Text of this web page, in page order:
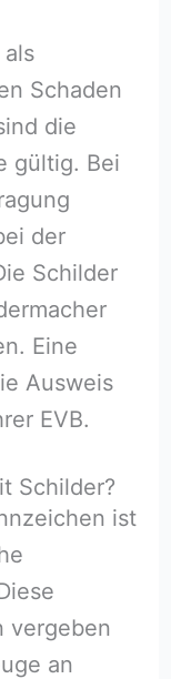
Schaden
die
gültig. Bei
der
Schilder
Eine
Ausweis
EVB.
Schilder?
ist
vergeben
an